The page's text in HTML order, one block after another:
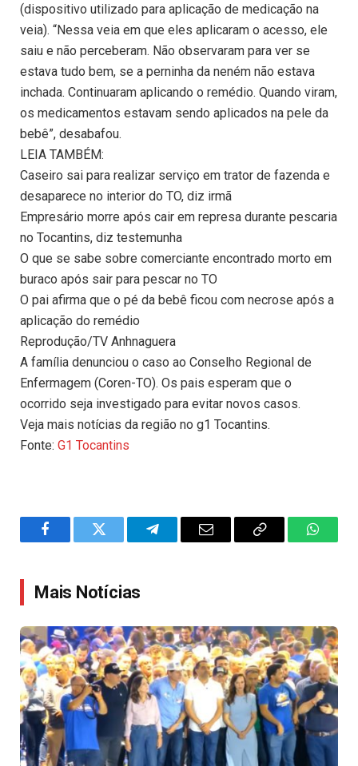
(dispositivo utilizado para aplicação de medicação na
veia). “Nessa veia em que eles aplicaram o acesso, ele
saiu e não perceberam. Não observaram para ver se
estava tudo bem, se a perninha da neném não estava
inchada. Continuaram aplicando o remédio. Quando viram,
os medicamentos estavam sendo aplicados na pele da
bebê”, desabafou.
LEIA TAMBÉM:
Caseiro sai para realizar serviço em trator de fazenda e
desaparece no interior do TO, diz irmã
Empresário morre após cair em represa durante pescaria
no Tocantins, diz testemunha
O que se sabe sobre comerciante encontrado morto em
buraco após sair para pescar no TO
O pai afirma que o pé da bebê ficou com necrose após a
aplicação do remédio
Reprodução/TV Anhnaguera
A família denunciou o caso ao Conselho Regional de
Enfermagem (Coren-TO). Os pais esperam que o
ocorrido seja investigado para evitar novos casos.
Veja mais notícias da região no g1 Tocantins.
Fonte: G1 Tocantins
FacebookTwitter TelegramEmail
Copy
Mais Notícias